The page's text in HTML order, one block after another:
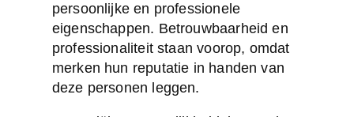
persoonlijke en professionele
eigenschappen. Betrouwbaarheid en
professionaliteitstaan voorop, omdat
merken hun reputatie in handen van
deze personen leggen.